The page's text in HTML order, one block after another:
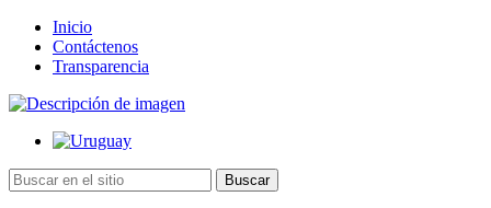
Inicio
Contáctenos
Transparencia